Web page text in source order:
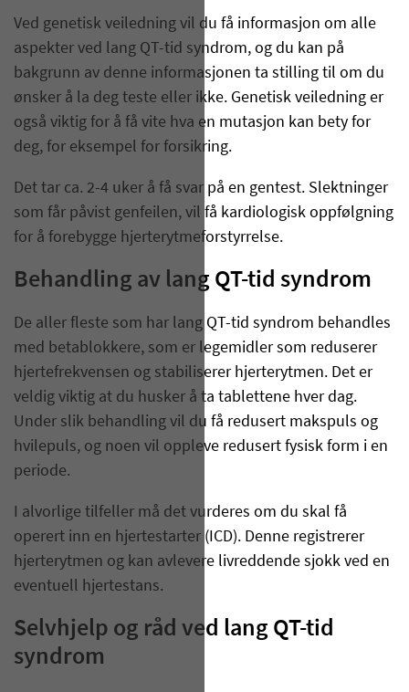
Ved genetisk veiledning vil du få informasjon om alle
aspekter ved lang QT-tid syndrom, og du kan på
bakgrunn av denne informasjonen ta stilling til om du
ønsker å la deg teste eller ikke. Genetisk veiledning er
også viktig for å få vite hva en mutasjon kan bety for
deg, for eksempel for forsikring.
Det tar ca. 2-4 uker å få svar på en gentest. Slektninger
som får påvist genfeilen, vil få kardiologisk oppfølgning
for å forebygge hjerterytmeforstyrrelse.
Behandling av lang QT-tid syndrom
De aller fleste som har lang QT-tid syndrom behandles
med betablokkere, som er legemidler som reduserer
hjertefrekvensen og stabiliserer hjerterytmen. Det er
veldig viktig at du husker å ta tablettene hver dag.
Under slik behandling vil du få redusert makspuls og
hvilepuls, og noen vil oppleve redusert fysisk form i en
periode.
I alvorlige tilfeller må det vurderes om du skal få
operert inn en hjertestarter (ICD). Denne registrerer
hjerterytmen og kan avlevere livreddende sjokk ved en
eventuell hjertestans.
Selvhjelp og råd ved lang QT-tid
syndrom